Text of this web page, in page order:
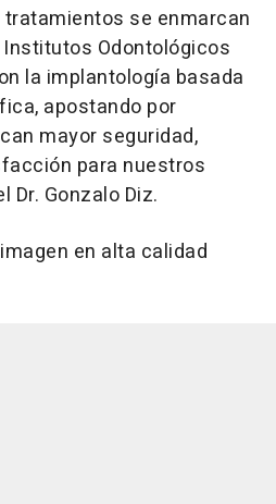
se enmarcan
Odontológicos
la implantología basada
apostando por
mayor seguridad,
para nuestros
Dr. Gonzalo Diz.
en alta calidad